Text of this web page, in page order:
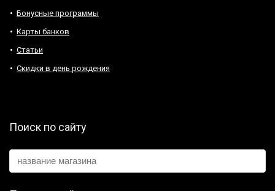
Бонусные программы
Карты банков
Статьи
Скидки в день рождения
Поиск по сайту